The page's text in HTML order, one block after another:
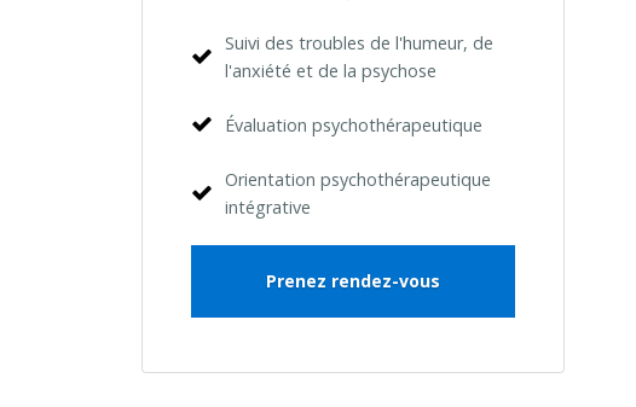
Suivi des troubles de l'humeur, de
l'anxiété et de la psychose
Évaluation psychothérapeutique
Orientation psychothérapeutique
intégrative
Prenez rendez-vous